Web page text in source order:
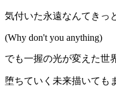
気付いた永遠なんてきっ
(Why don't you anything)
でも一握の光が変えた世
堕ちていく未来描いても